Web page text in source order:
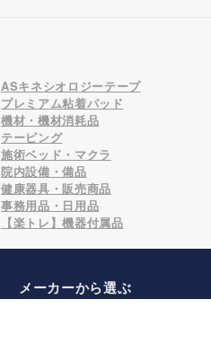
ASキネシオロジーテープ
プレミアム粘着パッド
機材・機材消耗品
テーピング
施術ベッド・マクラ
院内設備・備品
健康器具・販売商品
事務用品・日用品
【楽トレ】機器付属品
メーカーから選ぶ